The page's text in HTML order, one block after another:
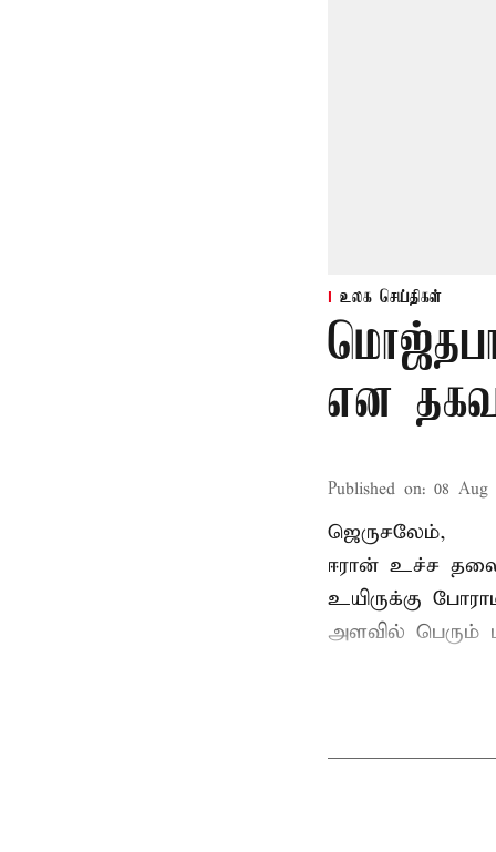
உலக செய்திகள்
என
Published on: 08 Aug
ஜெருசலேம்,
ஈரான் உச்ச
உயிருக்கு
அளவில் பெரும்